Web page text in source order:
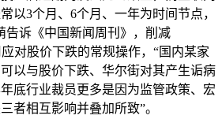
以3个月、6个月、一年为时间节点，
告诉《中国新闻周刊》，削减
应对股价下跌的常规操作，“国内某家
以与股价下跌、华尔街对其产生诟病
底行业裁员更多是因为监管政策、宏
者相互影响并叠加所致”。